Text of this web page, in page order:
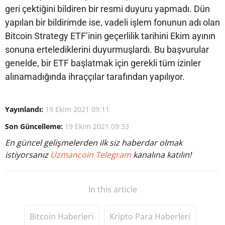
geri çektiğini bildiren bir resmi duyuru yapmadı. Dün
yapılan bir bildirimde ise, vadeli işlem fonunun adı olan
Bitcoin Strategy ETF’inin geçerlilik tarihini Ekim ayının
sonuna ertelediklerini duyurmuşlardı. Bu başvurular
genelde, bir ETF başlatmak için gerekli tüm izinler
alınamadığında ihraççılar tarafından yapılıyor.
Yayınlandı: 19 Ekim 2021 09:11
Son Güncelleme: 19 Ekim 2021 09:33
En güncel gelişmelerden ilk siz haberdar olmak
istiyorsanız Uzmancoin Telegram kanalına katılın!
In this article
Bitcoin Haberleri Kripto Para Haberleri